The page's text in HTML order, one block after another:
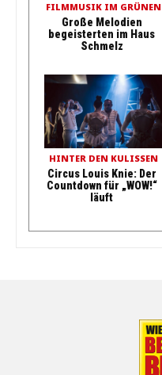
FILMMUSIK IM GRÜNEN
Große Melodien
begeisterten im Haus
Schmelz
HINTER DEN KULISSEN
Circus Louis Knie: Der
Countdown für „WOW!“
läuft